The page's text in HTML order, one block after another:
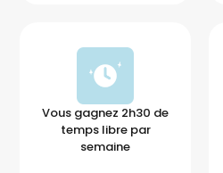
Vous gagnez 2h30 de
temps libre par
semaine